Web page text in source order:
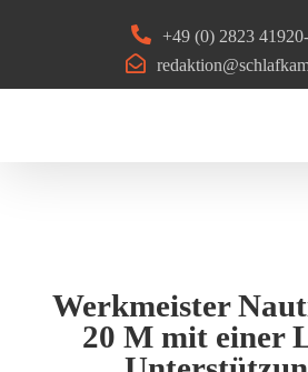
+49 (0) 2823
Werkmeister
20 M mit einer